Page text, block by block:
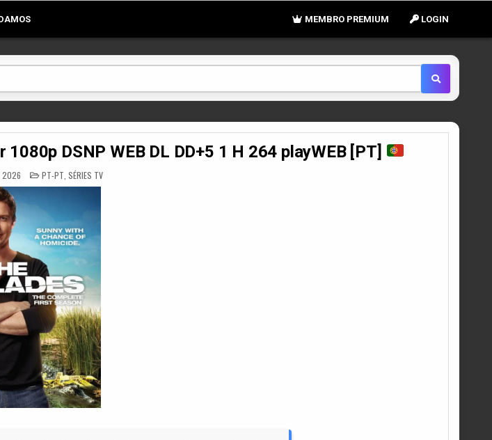
LOGIN
MEMBRO PREMIUM
DSNP WEB DL DD+5 1 H 264 playWEB [PT]
2026 POSTED
IN
PT-PT SÉRIES TV